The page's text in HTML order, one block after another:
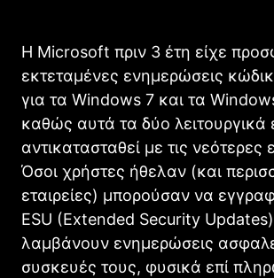
Η Microsoft πριν 3 έτη είχε
εκτεταμένες ενημερώσεις
για τα Windows 7 και τα
καθώς αυτά τα δύο λειτουργικά
αντικατασταθεί με τις νεότερες
Όσοι χρήστες ήθελαν (και
εταιρείες) μπορούσαν να
ESU (Extended Security
λαμβάνουν ενημερώσεις
συσκευές τους, φυσικά επί